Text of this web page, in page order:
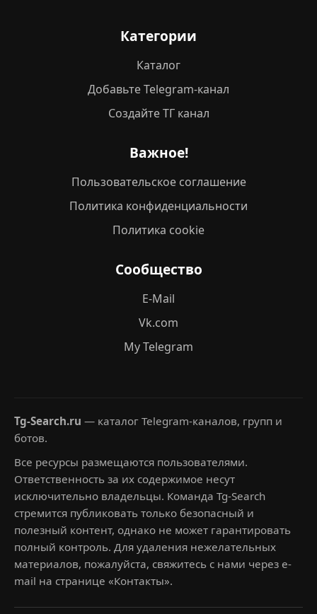
Категории
Каталог
Добавьте Telegram-канал
Создайте ТГ канал
Важное!
Пользовательское соглашение
Политика конфиденциальности
Политика cookie
Сообщество
E-Mail
Vk.com
My Telegram
Tg-Search.ru — каталог Telegram-каналов, групп и
ботов.
Все ресурсы размещаются пользователями.
Ответственность за их содержимое несут
исключительно владельцы. Команда Tg-Search
стремится публиковать только безопасный и
полезный контент, однако не может гарантировать
полный контроль. Для удаления нежелательных
материалов, пожалуйста, свяжитесь с нами через e-
mail на странице «Контакты».